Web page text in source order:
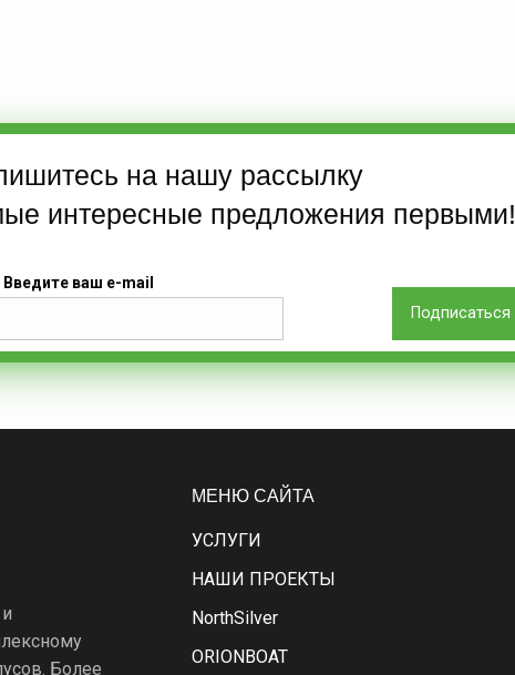
на нашу рассылку
интересные предложения первыми!
Введите ваш e-mail
Более
МЕНЮ САЙТА
УСЛУГИ
НАШИ ПРОЕКТЫ
NorthSilver
ORIONBOAT